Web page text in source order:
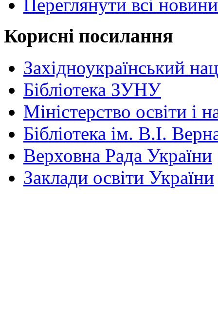
Переглянути всі новини
Корисні посилання
Західноукраїнський
Бібліотека ЗУНУ
Міністерство освіти і
Бібліотека ім. В.І.
Верховна Рада України
Заклади освіти України